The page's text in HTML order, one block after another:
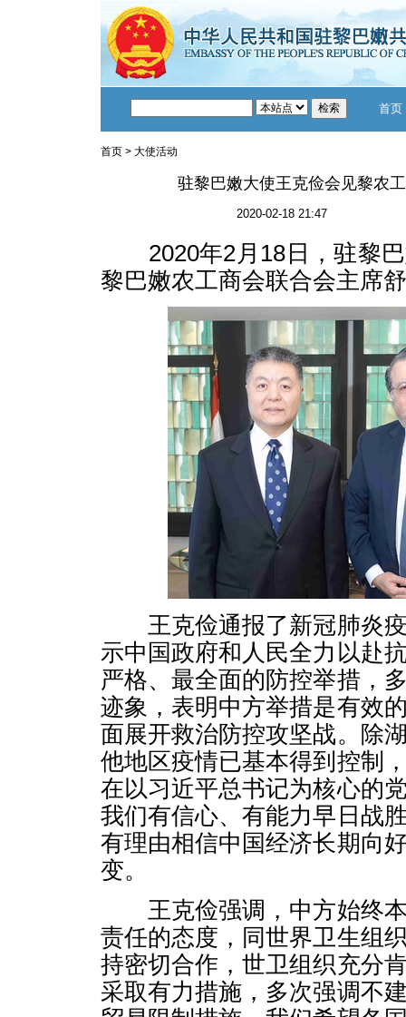
首页
首页 > 大使活动
驻黎巴嫩大使王克俭会见黎农
2020-02-18 21:47
2020年2月18日，驻黎巴
黎巴嫩农工商会联合会主席
王克俭通报了新冠肺炎疫
示中国政府和人民全力以赴
严格、最全面的防控举措，
迹象，表明中方举措是有效
面展开救治防控攻坚战。除
他地区疫情已基本得到控制
在以习近平总书记为核心的
我们有信心、有能力早日战
有理由相信中国经济长期向
变。
王克俭强调，中方始终本
责任的态度，同世界卫生组
持密切合作，世卫组织充分
采取有力措施，多次强调不